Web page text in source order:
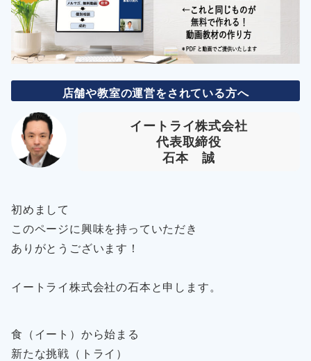
店舗や教室の運営をされている方へ
イートライ株式会社
代表取締役
石本 誠
初めまして
このページに興味を持っていただき
ありがとうございます！
イートライ株式会社の石本と申します。
食（イート）から始まる
新たな挑戦（トライ）